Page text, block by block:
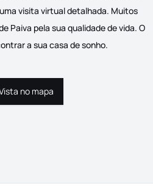
visita virtual detalhada. Muitos
Paiva pela sua qualidade de vida. O
a sua casa de sonho.
Vista no mapa
no mapa